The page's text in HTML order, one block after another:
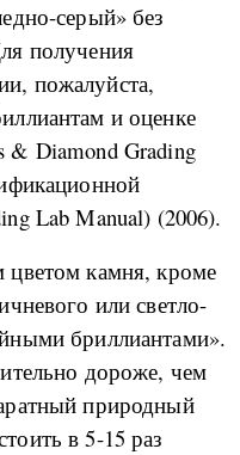
серый» без
получения
пожалуйста,
и оценке
& Diamond Grading
Lab Manual) (2006).
цветом камня, кроме
или светло-
бриллиантами».
дороже, чем
природный
в 5-15 раз